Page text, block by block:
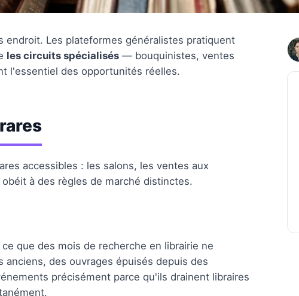
endroit. Les plateformes généralistes pratiquent
les circuits spécialisés — bouquinistes, ventes
l'essentiel des opportunités réelles.
accessibles : les salons, les ventes aux
à des règles de marché distinctes.
que des mois de recherche en librairie ne
des ouvrages épuisés depuis des
précisément parce qu'ils drainent libraires